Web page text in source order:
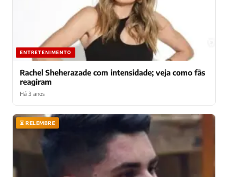
ENTRETENIMENTO
Rachel Sheherazade com intensidade; veja como fãs
reagiram
Há 3 anos
⏳ RELEMBRE